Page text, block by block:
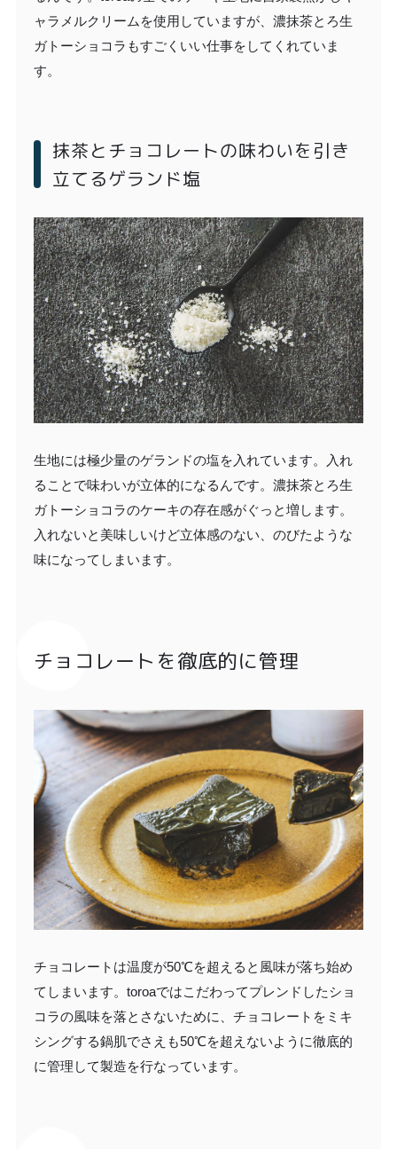
ャラメルクリームを使用していますが、濃抹茶とろ生
ガトーショコラもすごくいい仕事をしてくれていま
す。
抹茶とチョコレートの味わいを引き
立てるゲランド塩
生地には極少量のゲランドの塩を入れています。入れ
ることで味わいが立体的になるんです。濃抹茶とろ生
ガトーショコラのケーキの存在感がぐっと増します。
入れないと美味しいけど立体感のない、のびたような
味になってしまいます。
チョコレートを徹底的に管理
チョコレートは温度が50℃を超えると風味が落ち始め
てしまいます。toroaではこだわってプレンドしたショ
コラの風味を落とさないために、チョコレートをミキ
シングする鍋肌でさえも50℃を超えないように徹底的
に管理して製造を行なっています。